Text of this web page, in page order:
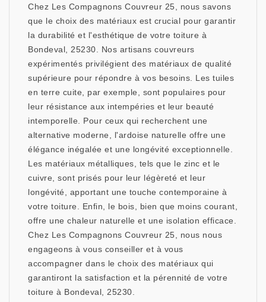
Chez Les Compagnons Couvreur 25, nous savons
que le choix des matériaux est crucial pour garantir
la durabilité et l'esthétique de votre toiture à
Bondeval, 25230. Nos artisans couvreurs
expérimentés privilégient des matériaux de qualité
supérieure pour répondre à vos besoins. Les tuiles
en terre cuite, par exemple, sont populaires pour
leur résistance aux intempéries et leur beauté
intemporelle. Pour ceux qui recherchent une
alternative moderne, l'ardoise naturelle offre une
élégance inégalée et une longévité exceptionnelle.
Les matériaux métalliques, tels que le zinc et le
cuivre, sont prisés pour leur légèreté et leur
longévité, apportant une touche contemporaine à
votre toiture. Enfin, le bois, bien que moins courant,
offre une chaleur naturelle et une isolation efficace.
Chez Les Compagnons Couvreur 25, nous nous
engageons à vous conseiller et à vous
accompagner dans le choix des matériaux qui
garantiront la satisfaction et la pérennité de votre
toiture à Bondeval, 25230.